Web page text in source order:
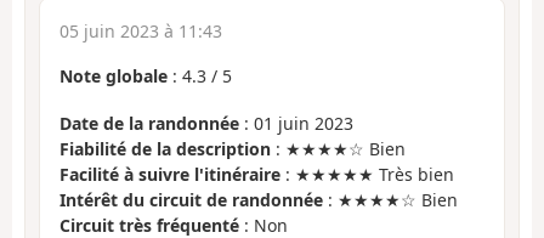
05 juin 2023 à 11:43
Note globale : 4.3 / 5
Date de la randonnée : 01 juin 2023
Fiabilité de la description : ★★★★☆ Bien
Facilité à suivre l'itinéraire : ★★★★★ Très bien
Intérêt du circuit de randonnée : ★★★★☆ Bien
Circuit très fréquenté : Non